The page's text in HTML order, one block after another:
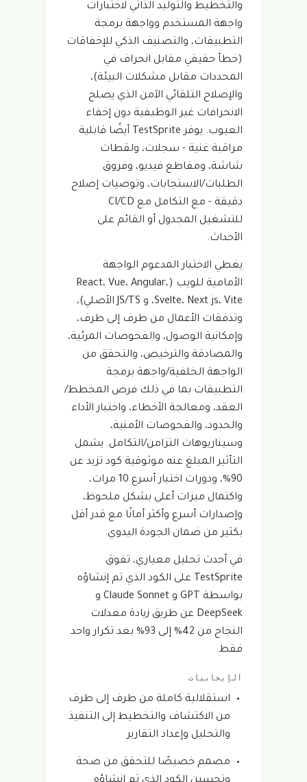
والتخطيط والتوليد الذاتي لاختبارات
واجهة المستخدم وواجهة برمجة
التطبيقات، والتصنيف الذكي للإخفاقات
(خطأ حقيقي مقابل انحراف في
المحددات مقابل مشكلات البيئة)،
والإصلاح التلقائي الآمن الذي يصلح
الانحرافات غير الوظيفية دون إخفاء
العيوب. يوفر TestSprite أيضًا قابلية
مراقبة غنية - سجلات، ولقطات
شاشة، ومقاطع فيديو، وفروق
الطلبات/الاستجابات، وتوصيات إصلاح
دقيقة - مع التكامل مع CI/CD
للتشغيل المجدول أو القائم على
الأحداث.
يغطي الاختبار المدعوم الواجهة
الأمامية للويب (React، Vue، Angular،
Svelte، Next.js، Vite، و JS/TS الأصلي)،
وتدفقات الأعمال من طرف إلى طرف،
وإمكانية الوصول، والفحوصات المرئية،
والمصادقة والترخيص، والتحقق من
الواجهة الخلفية/واجهة برمجة
التطبيقات بما في ذلك فرض المخطط/
العقد، ومعالجة الأخطاء، واختبار الأداء
والحدود، والفحوصات الأمنية،
وسيناريوهات التزامن/التكامل. يشمل
التأثير المبلغ عنه موثوقية كود تزيد عن
90%، ودورات اختبار أسرع 10 مرات،
واكتمال ميزات أعلى بشكل ملحوظ،
وإصدارات أسرع وأكثر أمانًا مع قدر أقل
بكثير من ضمان الجودة اليدوي.
في أحدث تحليل معياري، تفوق
TestSprite على الكود الذي تم إنشاؤه
بواسطة GPT و Claude Sonnet و
DeepSeek عن طريق زيادة معدلات
النجاح من 42% إلى 93% بعد تكرار واحد
فقط.
الإيجابيات
استقلالية كاملة من طرف إلى طرف
من الاكتشاف والتخطيط إلى التنفيذ
والتحليل وإعداد التقارير
مصمم خصيصًا للتحقق من صحة